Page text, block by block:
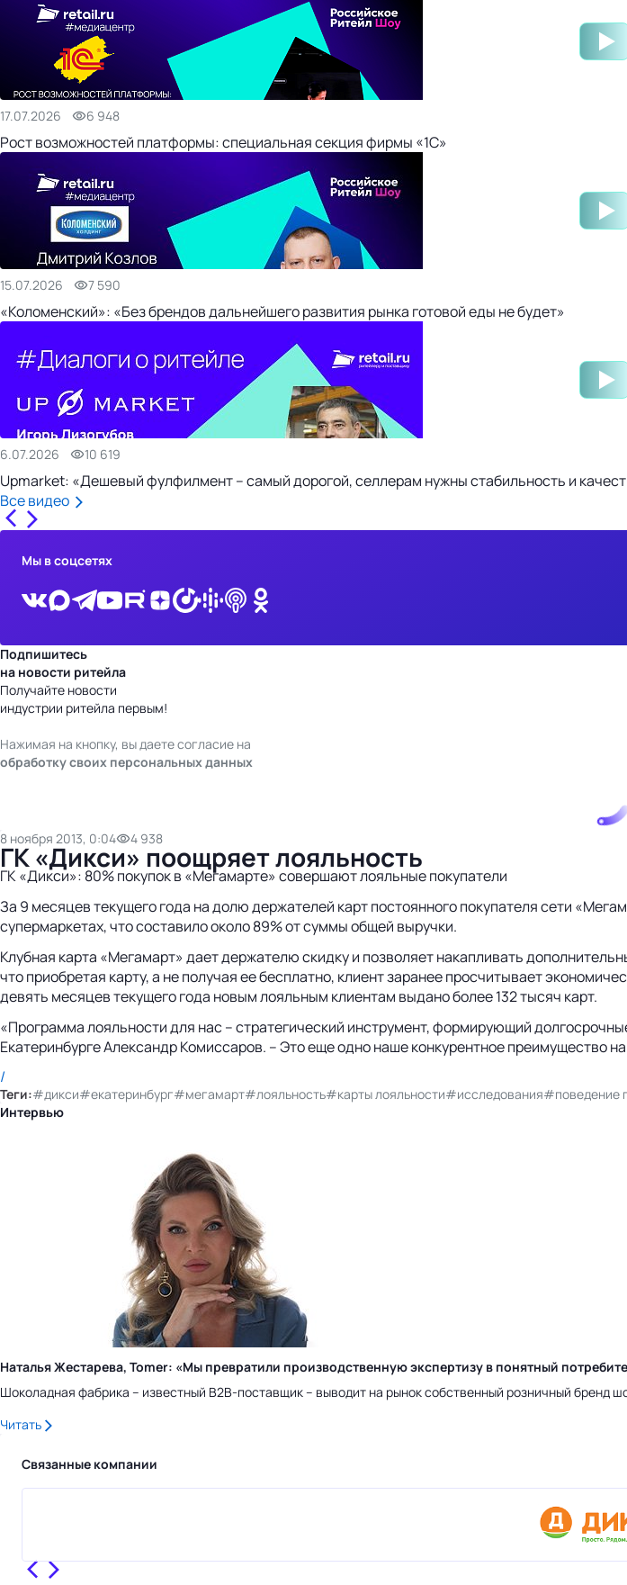
17.07.2026 6 948
Рост возможностей платформы: специальная секция фирмы «1С»
15.07.2026 7 590
«Коломенский»: «Без брендов дальнейшего развития рынка готовой еды не будет»
6.07.2026 10 619
Upmarket: «Дешевый фулфилмент – самый дорогой, селлерам нужны стабильность и
Все видео
Мы в соцсетях
Подпишитесь
на новости ритейла
Получайте новости
индустрии ритейла первым!
Нажимая на кнопку, вы даете согласие на
обработку своих персональных данных
8 ноября 2013, 0:04 4 938
ГК «Дикси» поощряет лояльность
ГК «Дикси»: 80% покупок в «Мегамарте» совершают лояльные покупатели
За 9 месяцев текущего года на долю держателей карт постоянного покупателя сети
супермаркетах, что составило около 89% от суммы общей выручки.
Клубная карта «Мегамарт» дает держателю скидку и позволяет накапливать
что приобретая карту, а не получая ее бесплатно, клиент заранее просчитывает
девять месяцев текущего года новым лояльным клиентам выдано более 132 тысяч карт.
«Программа лояльности для нас – стратегический инструмент, формирующий
Екатеринбурге Александр Комиссаров. – Это еще одно наше конкурентное преимущество
/
Теги:#дикси#екатеринбург#мегамарт#лояльность#карты лояльности#исследования#поведение
Интервью
Наталья Жестарева, Tomer: «Мы превратили производственную экспертизу в понятный
Шоколадная фабрика – известный B2B-поставщик – выводит на рынок собственный розничный бренд
Читать
Связанные компании